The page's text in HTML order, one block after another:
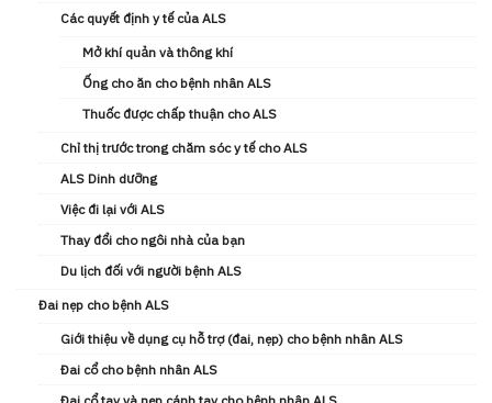
Các quyết định y tế của ALS
Mở khí quản và thông khí
Ống cho ăn cho bệnh nhân ALS
Thuốc được chấp thuận cho ALS
Chỉ thị trước trong chăm sóc y tế cho ALS
ALS Dinh dưỡng
Việc đi lại với ALS
Thay đổi cho ngôi nhà của bạn
Du lịch đối với người bệnh ALS
Đai nẹp cho bệnh ALS
Giới thiệu về dụng cụ hỗ trợ (đai, nẹp) cho bệnh nhân ALS
Đai cổ cho bệnh nhân ALS